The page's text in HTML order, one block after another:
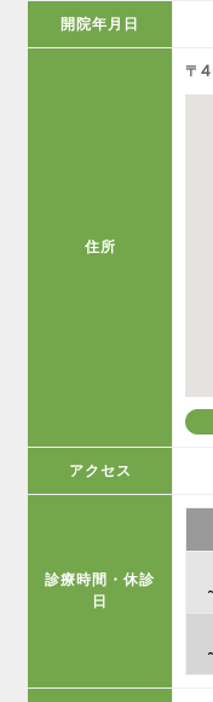
開院年月日
住所
〒
アクセス
診療時間・休診
日